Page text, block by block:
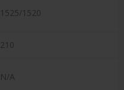
1525/1520
210
N/A